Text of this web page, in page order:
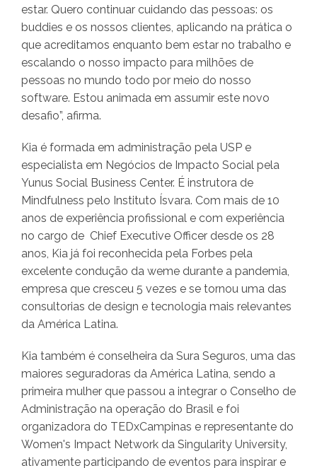
estar. Quero continuar cuidando das pessoas: os
buddies e os nossos clientes, aplicando na prática o
que acreditamos enquanto bem estar no trabalho e
escalando o nosso impacto para milhões de
pessoas no mundo todo por meio do nosso
software. Estou animada em assumir este novo
desafio”, afirma.
Kia é formada em administração pela USP e
especialista em Negócios de Impacto Social pela
Yunus Social Business Center. É instrutora de
Mindfulness pelo Instituto Ísvara. Com mais de 10
anos de experiência profissional e com experiência
no cargo de Chief Executive Officer desde os 28
anos, Kia já foi reconhecida pela Forbes pela
excelente condução da weme durante a pandemia,
empresa que cresceu 5 vezes e se tornou uma das
consultorias de design e tecnologia mais relevantes
da América Latina.
Kia também é conselheira da Sura Seguros, uma das
maiores seguradoras da América Latina, sendo a
primeira mulher que passou a integrar o Conselho de
Administração na operação do Brasil e foi
organizadora do TEDxCampinas e representante do
Women's Impact Network da Singularity University,
ativamente participando de eventos para inspirar e